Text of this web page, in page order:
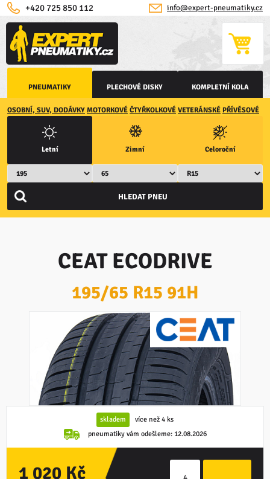
PNEUMATIKY PLECHOVÉ DISKY KOMPLETNÍ KOLA
info@expert-pneumatiky.cz
+420 725 850 112
OSOBNÍ, SUV, DODÁVKY MOTORKOVÉ ČTYŘKOLKOVÉ VETERÁNSKÉ PŘÍVĚSOVÉ
Letní Zimní Celoroční
CEAT ECODRIVE
195/65 R15 91H
skladem
více než 4 ks
pneumatiky vám odešleme:12.08.2026
1 020 Kč